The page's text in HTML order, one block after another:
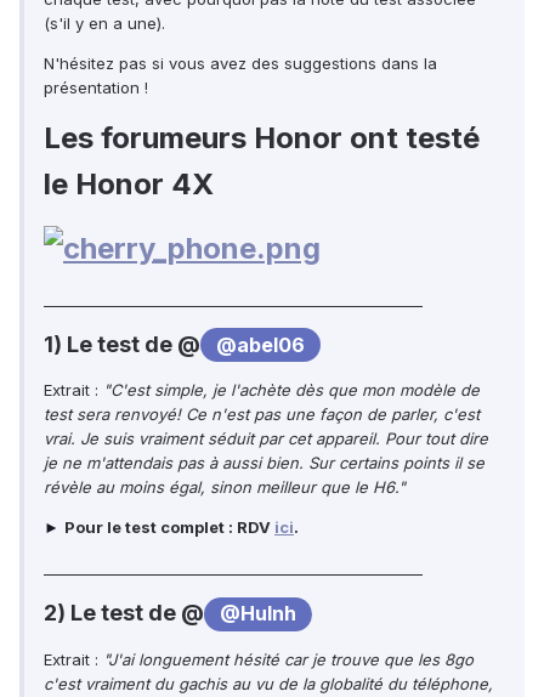
(s'il y en a une).
N'hésitez pas si vous avez des suggestions dans la
présentation !
Les forumeurs Honor ont testé
le Honor 4X
1) Le test de @ @abel06
Extrait : "C'est simple, je l'achète dès que mon modèle de
test sera renvoyé! Ce n'est pas une façon de parler, c'est
vrai. Je suis vraiment séduit par cet appareil. Pour tout dire
je ne m'attendais pas à aussi bien. Sur certains points il se
révèle au moins égal, sinon meilleur que le H6."
► Pour le test complet : RDV ici.
2) Le test de @ @Hulnh
Extrait : "J'ai longuement hésité car je trouve que les 8go
c'est vraiment du gachis au vu de la globalité du téléphone,